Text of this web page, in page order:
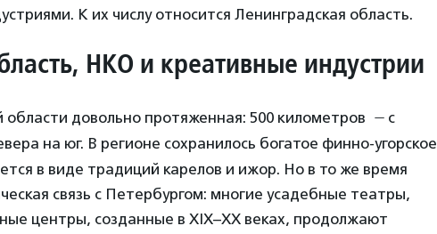
К их числу относится Ленинградская область.
НКО и креативные индустрии
довольно протяженная: 500 километров — с
на юг. В регионе сохранилось богатое финно-угорское
в виде традиций карелов и ижор. Но в то же время
связь с Петербургом: многие усадебные театры,
центры, созданные в XIX–XX веках, продолжают